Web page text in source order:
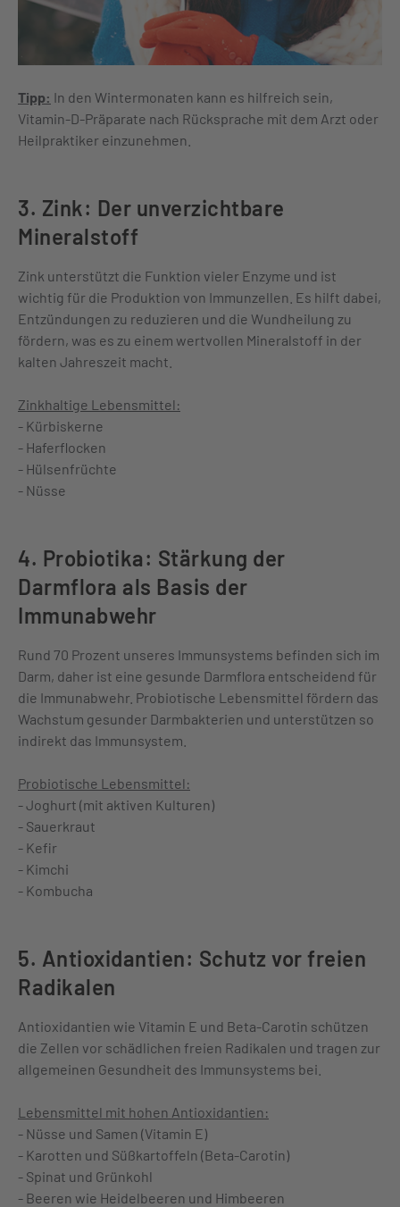
Tipp: In den Wintermonaten kann es hilfreich sein,
Vitamin-D-Präparate nach Rücksprache mit dem Arzt oder
Heilpraktiker einzunehmen.
3. Zink: Der unverzichtbare
Mineralstoff
Zink unterstützt die Funktion vieler Enzyme und ist
wichtig für die Produktion von Immunzellen. Es hilft dabei,
Entzündungen zu reduzieren und die Wundheilung zu
fördern, was es zu einem wertvollen Mineralstoff in der
kalten Jahreszeit macht.
Zinkhaltige Lebensmittel:
- Kürbiskerne
- Haferflocken
- Hülsenfrüchte
- Nüsse
4. Probiotika: Stärkung der
Darmflora als Basis der
Immunabwehr
Rund 70 Prozent unseres Immunsystems befinden sich im
Darm, daher ist eine gesunde Darmflora entscheidend für
die Immunabwehr. Probiotische Lebensmittel fördern das
Wachstum gesunder Darmbakterien und unterstützen so
indirekt das Immunsystem.
Probiotische Lebensmittel:
- Joghurt (mit aktiven Kulturen)
- Sauerkraut
- Kefir
- Kimchi
- Kombucha
5. Antioxidantien: Schutz vor freien
Radikalen
Antioxidantien wie Vitamin E und Beta-Carotin schützen
die Zellen vor schädlichen freien Radikalen und tragen zur
allgemeinen Gesundheit des Immunsystems bei.
Lebensmittel mit hohen Antioxidantien:
- Nüsse und Samen (Vitamin E)
- Karotten und Süßkartoffeln (Beta-Carotin)
- Spinat und Grünkohl
- Beeren wie Heidelbeeren und Himbeeren